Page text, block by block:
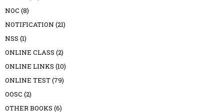
NOC (8)
NOTIFICATION (21)
NSS (1)
ONLINE CLASS (2)
ONLINE LINKS (10)
ONLINE TEST(79)
OOSC (2)
OTHER BOOKS (6)